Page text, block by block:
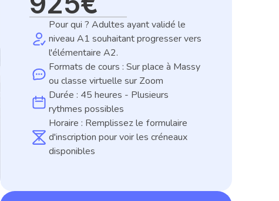
Pour qui ? Adultes ayant validé le
niveau A1 souhaitant progresser vers
l'élémentaire A2.
Formats de cours : Sur place à Massy
ou classe virtuelle sur Zoom
Durée : 45 heures - Plusieurs
rythmes possibles
Horaire : Remplissez le formulaire
d'inscription pour voir les créneaux
disponibles